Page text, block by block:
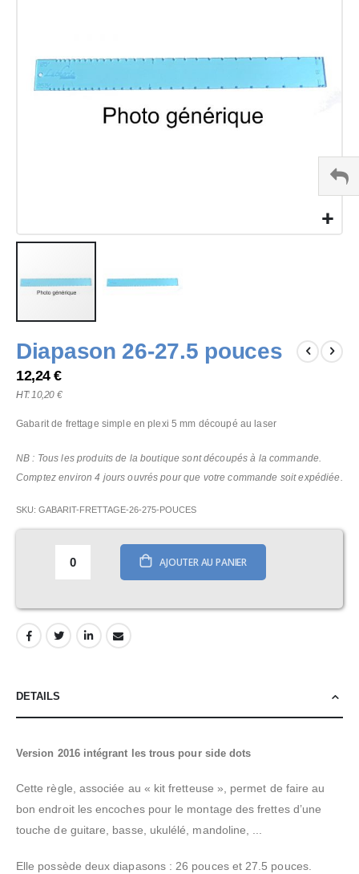
to
beginning
of
images
Diapason 26-27.5 pouces
12,24 €
10,20 €
Gabarit de frettage simple en plexi 5 mm découpé au laser
NB : Tous les produits de la boutique sont découpés à la commande.
Comptez environ 4 jours ouvrés pour que votre commande soit expédiée.
SKU GABARIT-FRETTAGE-26-275-POUCES
AJOUTER AU PANIER
DETAILS
Version 2016 intégrant les trous pour side dots
Cette règle, associée au « kit fretteuse », permet de faire au
bon endroit les encoches pour le montage des frettes d’une
touche de guitare, basse, ukulélé, mandoline, ...
Elle possède deux diapasons : 26 pouces et 27.5 pouces.